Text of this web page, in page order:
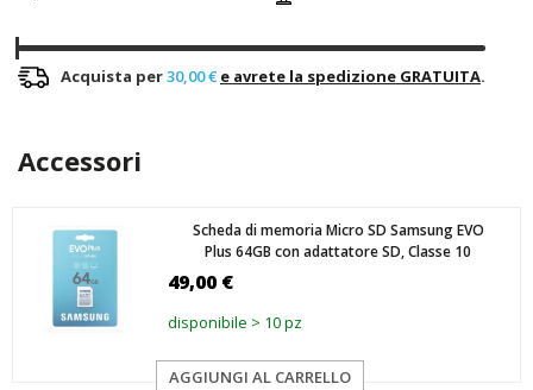
Acquista per30,00 € e avrete la spedizione GRATUITA.
Accessori
Scheda di memoria Micro SD Samsung EVO
Plus 64GB con adattatore SD, Classe 10
49,00 €
disponibile > 10 pz
AGGIUNGI AL CARRELLO